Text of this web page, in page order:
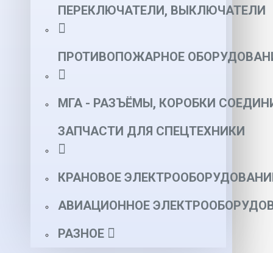
ПЕРЕКЛЮЧАТЕЛИ, ВЫКЛЮЧАТЕЛИ
ПРОТИВОПОЖАРНОЕ
МГА - РАЗЪЁМЫ, КОРОБКИ
ЗАПЧАСТИ ДЛЯ СПЕЦТЕХНИКИ
КРАНОВОЕ
АВИАЦИОННОЕ
РАЗНОЕ